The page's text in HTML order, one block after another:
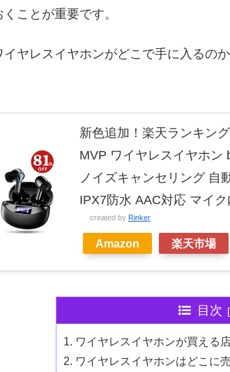
ことが重要です。
イヤレスイヤホンがどこで手に入るの
新色追加！楽天ランキン
MVP ワイヤレスイヤホン
ノイズキャンセリング 自
IPX7防水 AAC対応 マイ
created by Rinker
Amazon 楽天市場
目次
ワイヤレスイヤホンが買える
ワイヤレスイヤホンはどこに